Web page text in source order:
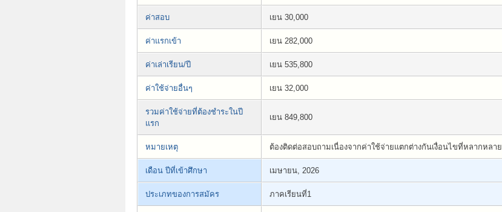
ค่าสอบ เยน 30,000
ค่าแรกเข้า เยน 282,000
ค่าเล่าเรียน/ปี เยน 535,800
ค่าใช้จ่ายอื่นๆ เยน 32,000
รวมค่าใช้จ่ายที่ต้องชำระในปี
แรก
เยน 849,800
หมายเหตุ ต้องติดต่อสอบถามเนื่องจากค่าใช้จ่ายแตกต่างกันเงื่อนไขที่หลากหลาย
เดือน ปีที่เข้าศึกษา เมษายน, 2026
ประเภทของการสมัคร ภาคเรียนที่1